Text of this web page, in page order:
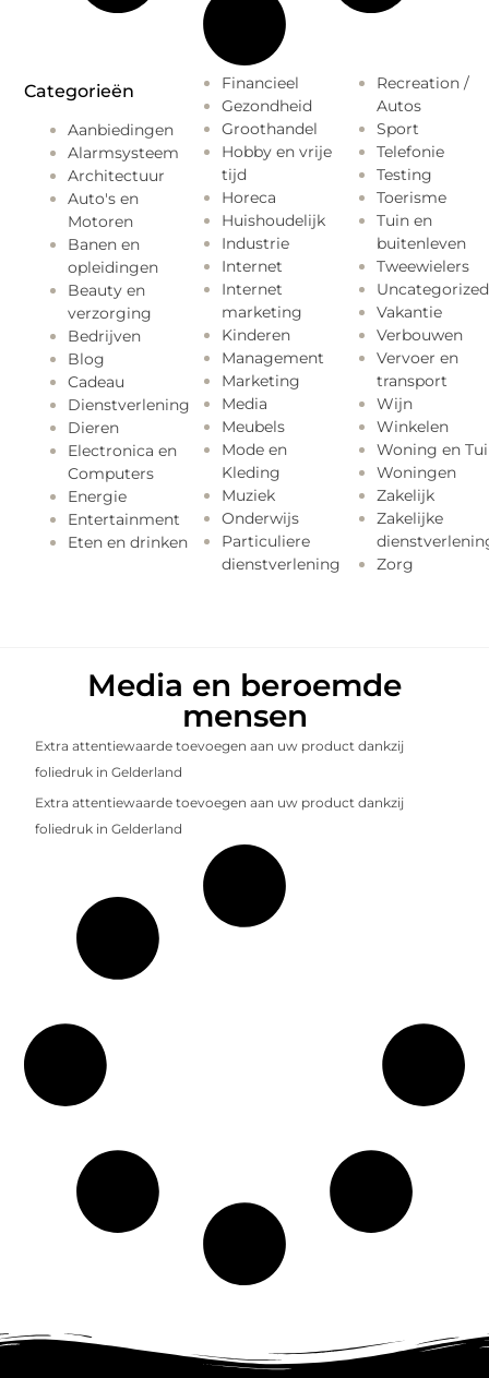
Categorieën
Aanbiedingen
Alarmsysteem
Architectuur
Auto's en
Motoren
Banen en
opleidingen
Beauty en
verzorging
Bedrijven
Blog
Cadeau
Dienstverlening
Dieren
Electronica en
Computers
Energie
Entertainment
Eten en drinken
Financieel
Gezondheid
Groothandel
Hobby en vrije
tijd
Horeca
Huishoudelijk
Industrie
Internet
Internet
marketing
Kinderen
Management
Marketing
Media
Meubels
Mode en
Kleding
Muziek
Onderwijs
Particuliere
dienstverlening
Recreation /
Autos
Sport
Telefonie
Testing
Toerisme
Tuin en
buitenleven
Tweewielers
Uncategorized
Vakantie
Verbouwen
Vervoer en
transport
Wijn
Winkelen
Woning en
Woningen
Zakelijk
Zakelijke
Zorg
Media en beroemde
mensen
Extra attentiewaarde toevoegen aan uw product dankzij
foliedruk in Gelderland
Extra attentiewaarde toevoegen aan uw product dankzij
foliedruk in Gelderland